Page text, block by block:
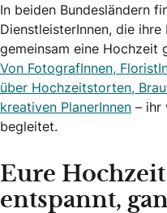
In beiden Bundesländern
DienstleisterInnen, die
gemeinsam eine Hochzeit
Von FotografInnen,
über Hochzeitstorten,
kreativen PlanerInnen – ihr
begleitet.
Eure
entspannt,